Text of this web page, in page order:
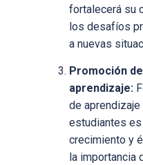
fortalecerá su
los desafíos
a nuevas
Promoción
aprendizaje:
de
estudiantes
crecimiento y
la importancia